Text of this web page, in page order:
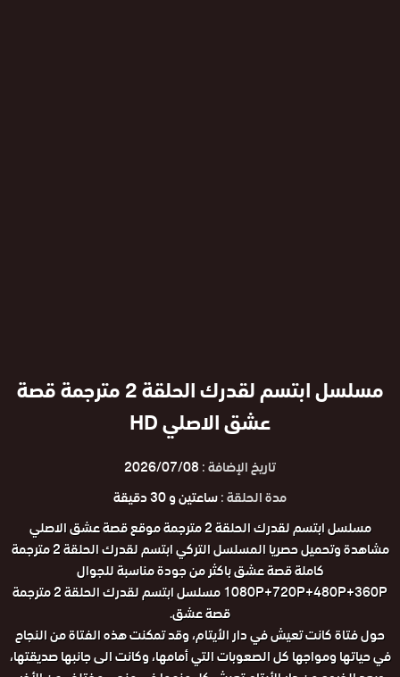
مسلسل ابتسم لقدرك الحلقة 2 مترجمة قصة
عشق الاصلي HD
تاريخ الإضافة :2026/07/08
مدة الحلقة :ساعتين و 30 دقيقة
مسلسل ابتسم لقدرك الحلقة 2 مترجمة موقع قصة عشق الاصلي
مشاهدة وتحميل حصريا المسلسل التركي ابتسم لقدرك الحلقة 2 مترجمة
كاملة قصة عشق باكثر من جودة مناسبة للجوال
1080P+720P+480P+360P مسلسل ابتسم لقدرك الحلقة 2 مترجمة
قصة عشق.
حول فتاة كانت تعيش في دار الأيتام، وقد تمكنت هذه الفتاة من النجاح
في حياتها ومواجها كل الصعوبات التي أمامها، وكانت الى جانبها صديقتها،